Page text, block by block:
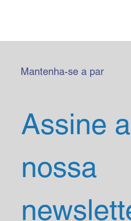
Mantenha-se a par
Assine a
nossa